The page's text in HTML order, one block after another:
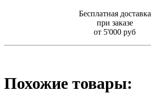
Бесплатная доставка
при заказе
от 5'000 руб
Похожие товары: